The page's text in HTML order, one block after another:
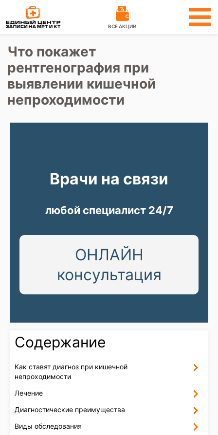
ВСЕ АКЦИИ
Что покажет
рентгенография при
выявлении кишечной
непроходимости
ОНЛАЙН
консультация
любой специалист 24/7
Врачи на связи
Содержание
Как ставят диагноз при кишечной
непроходимости
Лечение
Диагностические преимущества
Виды обследования